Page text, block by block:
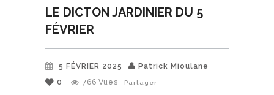
LE DICTON JARDINIER DU 5
FÉVRIER
5 FÉVRIER 2025
Patrick Mioulane
0
766 Vues Partager